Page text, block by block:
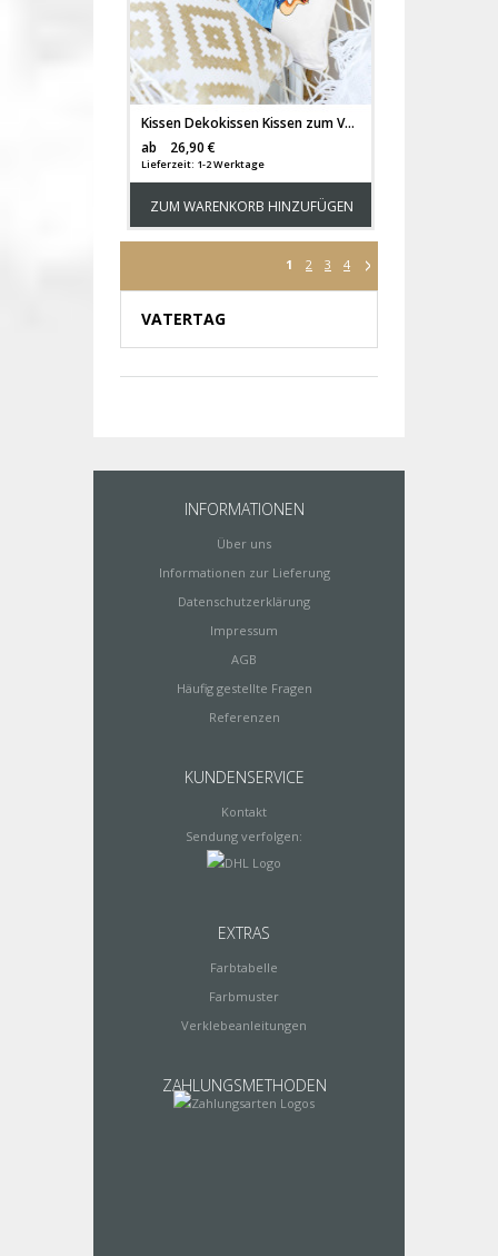
Kissen Dekokissen Kissen zum Vatertag bester Papa der Welt ks123
ab
26,90 €
Lieferzeit: 1-2 Werktage
ZUM WARENKORB HINZUFÜGEN
1 2 3 4
VATERTAG
INFORMATIONEN
Über uns
Informationen zur Lieferung
Datenschutzerklärung
Impressum
AGB
Häufig gestellte Fragen
Referenzen
KUNDENSERVICE
Kontakt
Sendung verfolgen:
EXTRAS
Farbtabelle
Farbmuster
Verklebeanleitungen
ZAHLUNGSMETHODEN